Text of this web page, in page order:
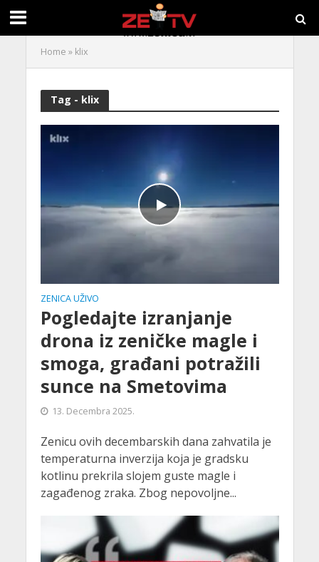
Home » klix
Tag - klix
ZENICA UŽIVO
Pogledajte izranjanje
drona iz zeničke magle i
smoga, građani potražili
sunce na Smetovima
13. Decembra 2025.
Zenicu ovih decembarskih dana zahvatila je
temperaturna inverzija koja je gradsku
kotlinu prekrila slojem guste magle i
zagađenog zraka. Zbog nepovoljne...